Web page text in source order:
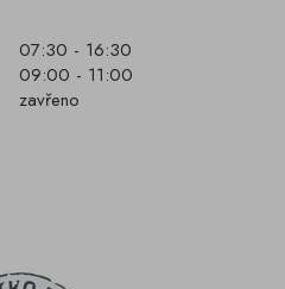
07:30 - 16:30
09:00 - 11:00
zavřeno